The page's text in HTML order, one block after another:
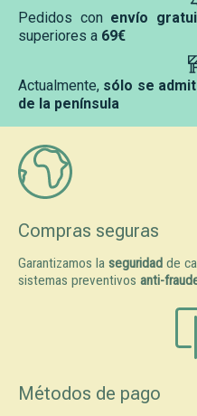
Pedidos con envío
superiores a 69€
Actualmente, sólo se
de la península
Compras seguras
Garantizamos la seguridad de
sistemas preventivos anti-
Métodos de pago